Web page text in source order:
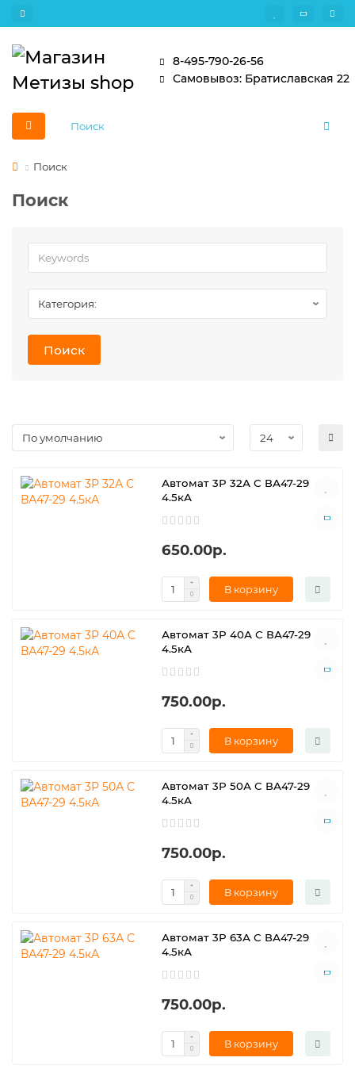
8-495-790-26-56
Самовывоз: Братиславская 22
Поиск
Поиск
Поиск
Автомат 3Р 32А С ВА47-29
4.5кА
650.00р.
В корзину
Автомат 3Р 40А С ВА47-29
4.5кА
750.00р.
В корзину
Автомат 3Р 50А С ВА47-29
4.5кА
750.00р.
В корзину
Автомат 3Р 63А С ВА47-29
4.5кА
750.00р.
В корзину